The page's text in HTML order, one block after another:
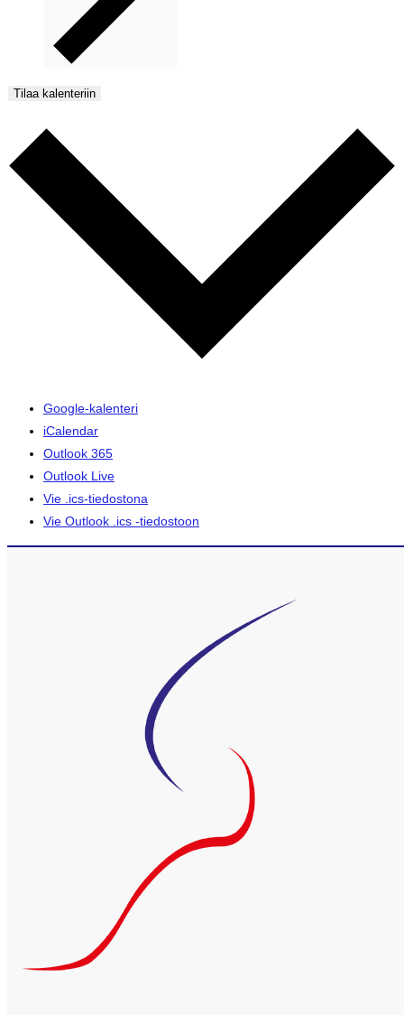
Tilaa kalenteriin
Google-kalenteri
iCalendar
Outlook 365
Outlook Live
Vie .ics-tiedostona
Vie Outlook .ics -tiedostoon